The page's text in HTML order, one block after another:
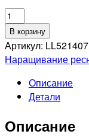
Количество
товара
ENIGMA
Черные
микс
0,10/D/7-
mm,
В корзину
Артикул: LL521407
Наращивание
Описание
Детали
Описание